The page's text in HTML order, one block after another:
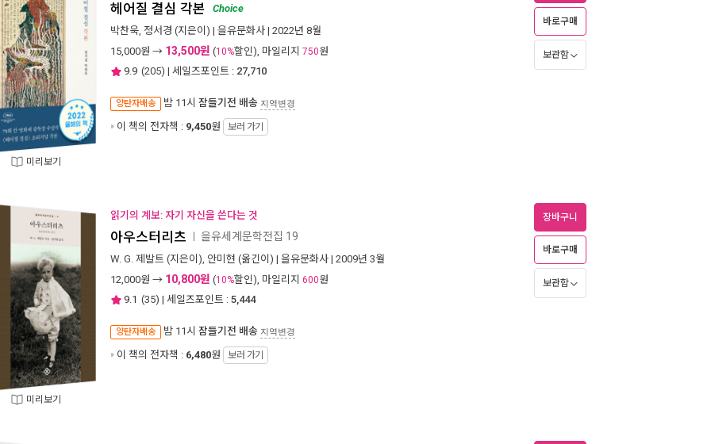
미리보기
헤어질 결심 각본
Choice
박찬욱, 정서경 (지은이) | 을유문화사 | 2022년 8월
15,000원 → 13,500원 (10%할인), 마일리지 750원
9.9 (205) | 세일즈포인트 : 27,710
양탄자배송 밤 11시 잠들기전 배송 지역변경
이 책의 전자책 : 9,450원 보러 가기
바로구매
보관함
미리보기
읽기의 계보: 자기 자신을 쓴다는 것
아우스터리츠 을유세계문학전집 19
W. G. 제발트 (지은이), 안미현 (옮긴이) | 을유문화사 | 2009년 3월
12,000원 → 10,800원 (10%할인), 마일리지 600원
9.1 (35) | 세일즈포인트 : 5,444
양탄자배송 밤 11시 잠들기전 배송 지역변경
이 책의 전자책 : 6,480원 보러 가기
장바구니
바로구매
보관함